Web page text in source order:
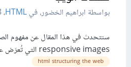
بواسطة ابراهيم الخضور، فيHTML،8
سنتحدث في هذا المقال عن مفهوم
responsive images التي تُعرَض عرضًا يلائم كل...
html structuring the web